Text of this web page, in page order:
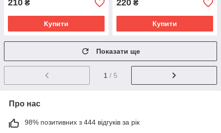
210 ₴
Купити
220 ₴
Купити
Показати ще
1 / 5
Про нас
98% позитивних з 444 відгуків за рік